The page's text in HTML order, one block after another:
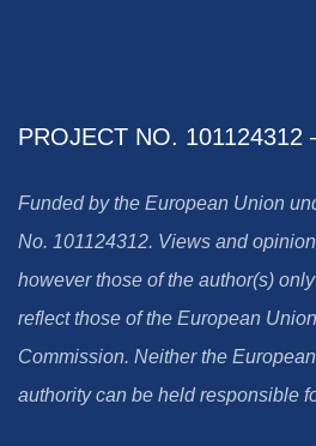
PROJECT NO.
Funded by the European Union
No. 101124312. Views and
however those of the author(s)
reflect those of the European
Commission. Neither the
authority can be held responsible